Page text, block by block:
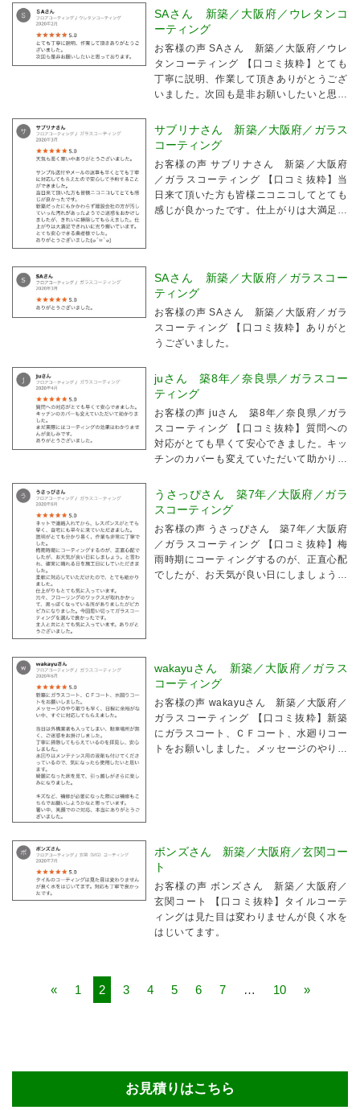
SAさん 新築／大阪府／ウレタンコ
ーティング
お客様の声 SAさん 新築／大阪府／ウレ
タンコーティング 【口コミ抜粋】とても
丁寧に説明、作業して頂きありがとうござ
いました。次回も是非お願いしたいと思っ
サブリナさん 新築／大阪府／ガラス
コーティング
お客様の声 サブリナさん 新築／大阪府
／ガラスコーティング 【口コミ抜粋】当
日来て頂いた方も皆様ニコニコしてとても
感じが良かったです。仕上がりは大満足で
SAさん 新築／大阪府／ガラスコー
ティング
お客様の声 SAさん 新築／大阪府／ガラ
スコーティング 【口コミ抜粋】ありがと
うございました。
juさん 築8年／奈良県／ガラスコー
ティング
お客様の声 juさん 築8年／奈良県／ガラ
スコーティング 【口コミ抜粋】質問への
対応がとても早くて安心できました。キッ
チンのカバーも変えていただいて助かりま
うさっぴさん 築7年／大阪府／ガラ
スコーティング
お客様の声 うさっぴさん 築7年／大阪府
／ガラスコーティング 【口コミ抜粋】梅
雨時期にコーティングするのが、正直心配
でしたが、お天気が良い日にしましょう。
wakayuさん 新築／大阪府／ガラス
コーティング
お客様の声 wakayuさん 新築／大阪府／
ガラスコーティング 【口コミ抜粋】新築
にガラスコート、ＣＦコート、水廻りコー
トをお願いしました。メッセージのやり取
ボンズさん 新築／大阪府／玄関コー
ト
お客様の声 ボンズさん 新築／大阪府／
玄関コート 【口コミ抜粋】タイルコーテ
ィングは見た目は変わりませんが良く水を
はじいてます。
« 1 2 3 4 5 6 7 … 10 »
お見積りはこちら